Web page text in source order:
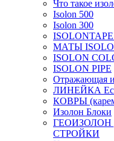
Что такое
Isolon 500
Isolon 300
МАТЫ
ISOLON
ISOLON PIPE
Отражающая
ЛИНЕЙКА
КОВРЫ
Изолон Блоки
ГЕОИЗОЛОН
СТРОЙКИ